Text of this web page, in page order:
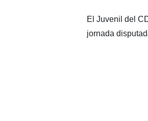
El Juvenil del
jornada